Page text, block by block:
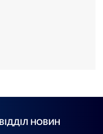
ВІДДІЛ НОВИН